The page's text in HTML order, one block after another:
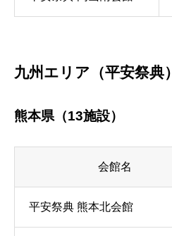
九州エリア（平安祭典）
熊本県（13施設）
会館名
平安祭典 熊本北会館